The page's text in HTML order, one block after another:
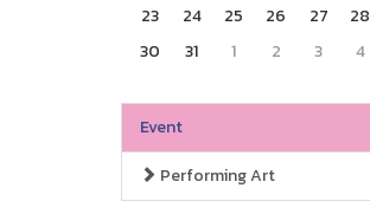
23
24 25 26 27 28
30
31 1 2 3 4
Event
Performing Art